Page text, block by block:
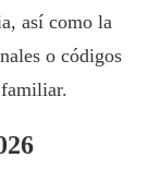
así como la
o códigos